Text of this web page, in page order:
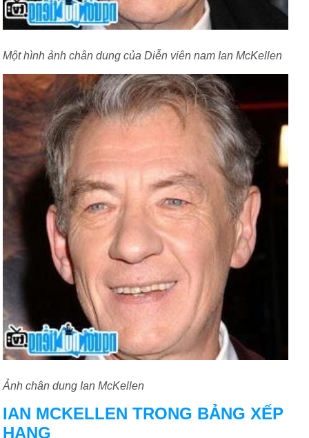
Một hình ảnh chân dung của Diễn viên nam Ian McKellen
Ảnh chân dung Ian McKellen
IAN MCKELLEN TRONG BẢNG XẾP
HẠNG